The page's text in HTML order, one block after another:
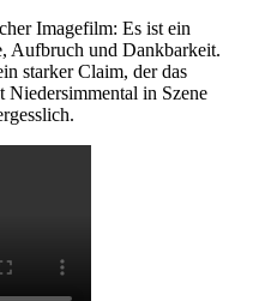
Imagefilm: Es ist ein
Aufbruch und Dankbarkeit.
starker Claim, der das
Niedersimmental in Szene